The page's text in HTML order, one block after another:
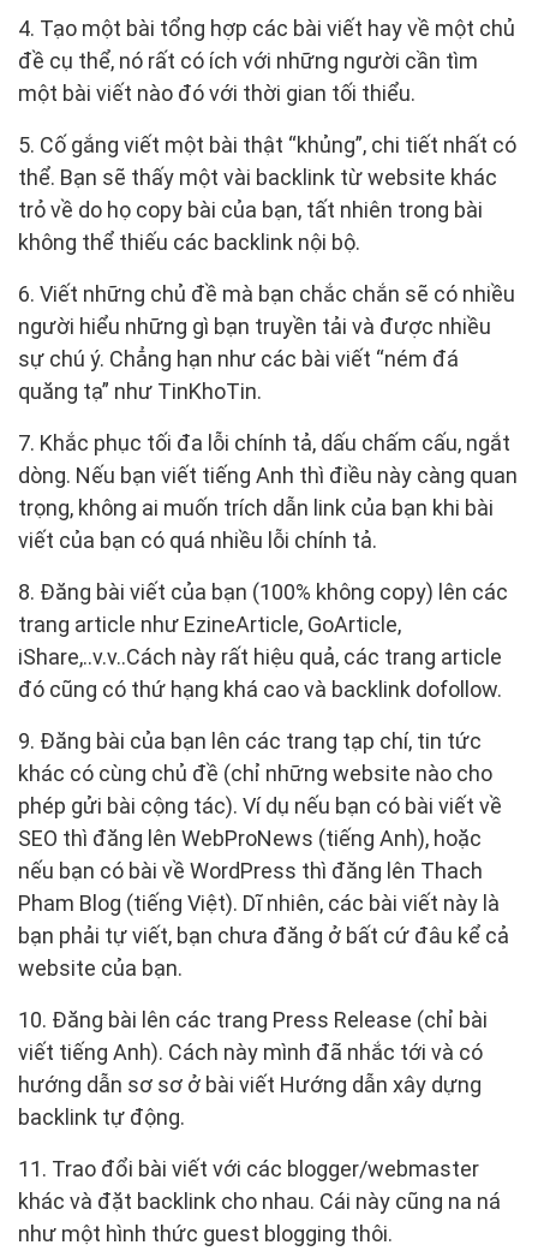
4. Tạo một bài tổng hợp các bài viết hay về một chủ
đề cụ thể, nó rất có ích với những người cần tìm
một bài viết nào đó với thời gian tối thiểu.
5. Cố gắng viết một bài thật “khủng”, chi tiết nhất có
thể. Bạn sẽ thấy một vài backlink từ website khác
trỏ về do họ copy bài của bạn, tất nhiên trong bài
không thể thiếu các backlink nội bộ.
6. Viết những chủ đề mà bạn chắc chắn sẽ có nhiều
người hiểu những gì bạn truyền tải và được nhiều
sự chú ý. Chẳng hạn như các bài viết “ném đá
quăng tạ” như TinKhoTin.
7. Khắc phục tối đa lỗi chính tả, dấu chấm cấu, ngắt
dòng. Nếu bạn viết tiếng Anh thì điều này càng quan
trọng, không ai muốn trích dẫn link của bạn khi bài
viết của bạn có quá nhiều lỗi chính tả.
8. Đăng bài viết của bạn (100% không copy) lên các
trang article như EzineArticle, GoArticle,
iShare,..v.v..Cách này rất hiệu quả, các trang article
đó cũng có thứ hạng khá cao và backlink dofollow.
9. Đăng bài của bạn lên các trang tạp chí, tin tức
khác có cùng chủ đề (chỉ những website nào cho
phép gửi bài cộng tác). Ví dụ nếu bạn có bài viết về
SEO thì đăng lên WebProNews (tiếng Anh), hoặc
nếu bạn có bài về WordPress thì đăng lên Thach
Pham Blog (tiếng Việt). Dĩ nhiên, các bài viết này là
bạn phải tự viết, bạn chưa đăng ở bất cứ đâu kể cả
website của bạn.
10. Đăng bài lên các trang Press Release (chỉ bài
viết tiếng Anh). Cách này mình đã nhắc tới và có
hướng dẫn sơ sơ ở bài viết Hướng dẫn xây dựng
backlink tự động.
11. Trao đổi bài viết với các blogger/webmaster
khác và đặt backlink cho nhau. Cái này cũng na ná
như một hình thức guest blogging thôi.